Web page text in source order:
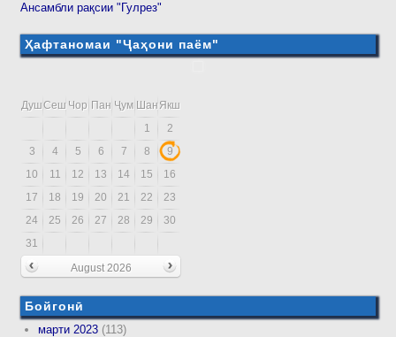
Ансамбли рақсии "Гулрез"
Ҳафтаномаи "Ҷаҳони паём"
ДушСеш Чор Пан Ҷум ШанЯкш
1
2
3
4 5 6 7 8
9
10
11 12 13 14 15
16
17
18 19 20 21 22
23
24
25 26 27 28 29
30
31
August 2026
Бойгонӣ
марти 2023 (113)